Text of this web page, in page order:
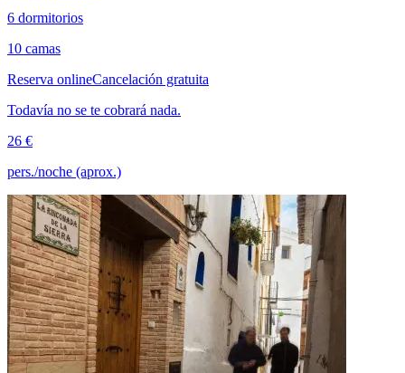
6 dormitorios
10 camas
Reserva onlineCancelación gratuita
Todavía no se te cobrará nada.
26 €
pers./noche (aprox.)